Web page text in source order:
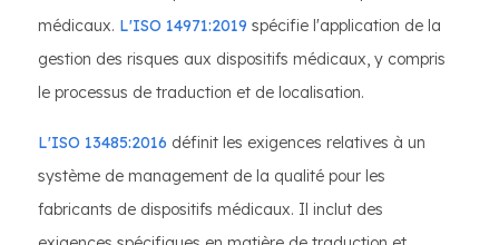
médicaux. L'ISO 14971:2019 spécifie l'application de la
gestion des risques aux dispositifs médicaux, y compris
le processus de traduction et de localisation.
L'ISO 13485:2016 définit les exigences relatives à un
système de management de la qualité pour les
fabricants de dispositifs médicaux. Il inclut des